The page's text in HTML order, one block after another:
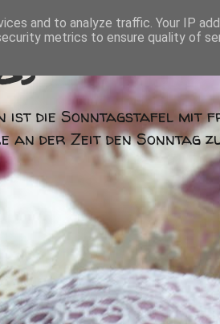
die Sonntagstafel mit
der Zeit den Sonntag
and to analyze traffic. Your IP
metrics to ensure quality of